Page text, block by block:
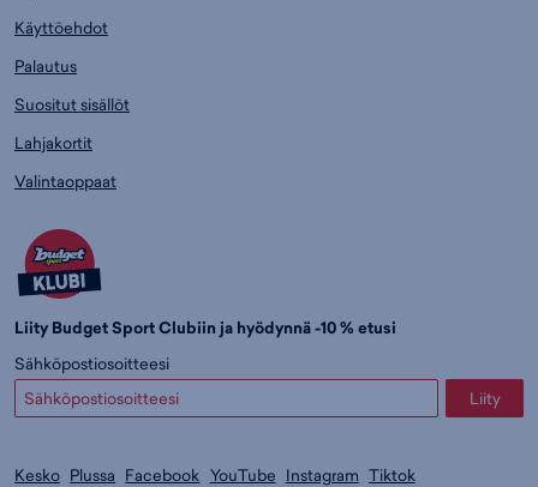
Käyttöehdot
Palautus
Suositut sisällöt
Lahjakortit
Valintaoppaat
Liity Budget Sport Clubiin ja hyödynnä -10 % etusi
Sähköpostiosoitteesi
Liity
Kesko Plussa Facebook YouTube Instagram Tiktok